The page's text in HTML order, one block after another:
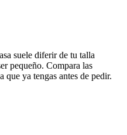
suele diferir de tu talla
pequeño. Compara las
que ya tengas antes de pedir.